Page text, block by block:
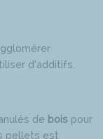
d’additifs.
de bois pour
pellets est